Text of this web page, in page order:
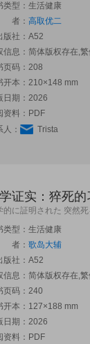
类型：生活健康
者： 高取优二
版社： A52
信息：简体版权存在,
页码：208
开本：210×148 mm
日期：2026
资料：PDF
人：
Trista
证实：猝死
的に証明された 突然
类型：生活健康
者： 歌岛大辅
版社： A52
信息：简体版权存在,
页码：240
开本：127×188 mm
日期：2026
资料：PDF